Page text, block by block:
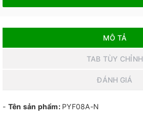
MÔ TẢ
TAB TÙY CHỈNH
ĐÁNH GIÁ
- Tên sản phẩm: PYF08A-N